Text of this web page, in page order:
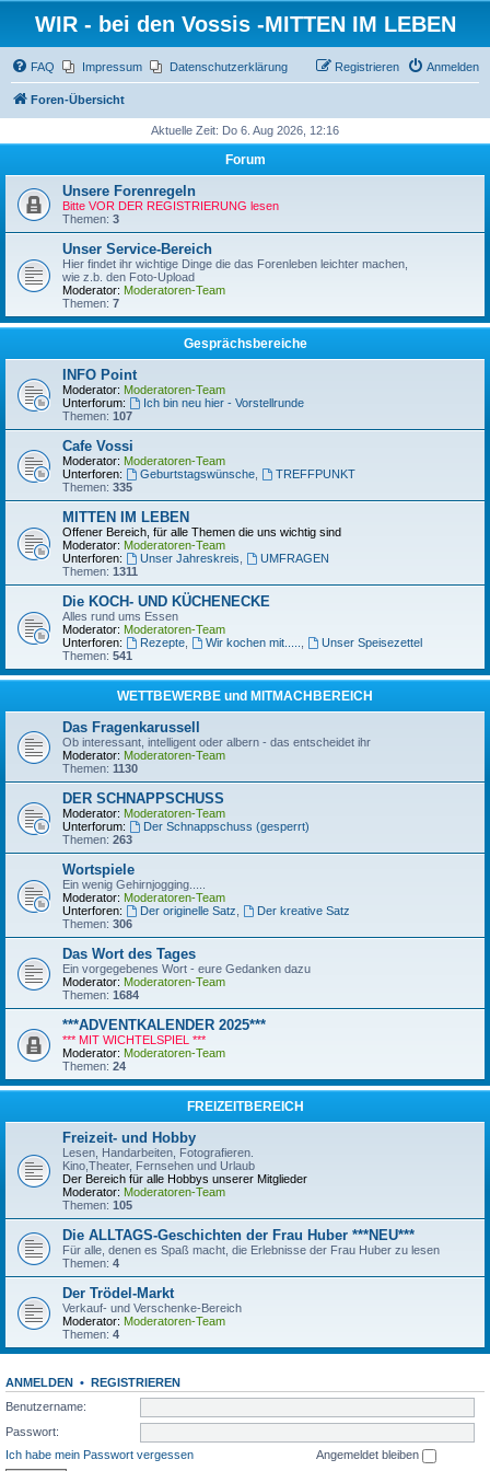
WIR - bei den Vossis -MITTEN IM LEBEN
FAQ Impressum Datenschutzerklärung Anmelden
Registrieren
Foren-Übersicht
Aktuelle Zeit: Do 6. Aug 2026, 12:16
Forum
Unsere Forenregeln
Bitte VOR DER REGISTRIERUNG lesen
Themen: 3
Unser Service-Bereich
Hier findet ihr wichtige Dinge die das Forenleben leichter machen,
wie z.b. den Foto-Upload
Moderator: Moderatoren-Team
Themen: 7
Gesprächsbereiche
INFO Point
Moderator: Moderatoren-Team
Unterforum:
Ich bin neu hier - Vorstellrunde
Themen: 107
Cafe Vossi
Moderator: Moderatoren-Team
Unterforen:
Geburtstagswünsche,
TREFFPUNKT
Themen: 335
MITTEN IM LEBEN
Offener Bereich, für alle Themen die uns wichtig sind
Moderator: Moderatoren-Team
Unterforen:
Unser Jahreskreis
UMFRAGEN
Themen: 1311
Die KOCH- UND KÜCHENECKE
Alles rund ums Essen
Moderator: Moderatoren-Team
Unterforen:
Rezepte, Wir kochen mit.....
Unser Speisezettel
Themen: 541
WETTBEWERBE und MITMACHBEREICH
Das Fragenkarussell
Ob interessant, intelligent oder albern - das entscheidet ihr
Moderator: Moderatoren-Team
Themen: 1130
DER SCHNAPPSCHUSS
Moderator: Moderatoren-Team
Unterforum:
Der Schnappschuss (gesperrt)
Themen: 263
Wortspiele
Ein wenig Gehirnjogging.....
Moderator: Moderatoren-Team
Unterforen:
Der originelle Satz
Der kreative Satz
Themen: 306
Das Wort des Tages
Ein vorgegebenes Wort - eure Gedanken dazu
Moderator: Moderatoren-Team
Themen: 1684
***ADVENTKALENDER 2025***
*** MIT WICHTELSPIEL ***
Moderator: Moderatoren-Team
Themen: 24
FREIZEITBEREICH
Freizeit- und Hobby
Lesen, Handarbeiten, Fotografieren.
Kino,Theater, Fernsehen und Urlaub
Der Bereich für alle Hobbys unserer Mitglieder
Moderator: Moderatoren-Team
Themen: 105
Die ALLTAGS-Geschichten der Frau Huber ***NEU***
Für alle, denen es Spaß macht, die Erlebnisse der Frau Huber zu lesen
Themen: 4
Der Trödel-Markt
Verkauf- und Verschenke-Bereich
Moderator: Moderatoren-Team
Themen: 4
ANMELDEN • REGISTRIEREN
Benutzername:
Passwort:
Ich habe mein Passwort vergessen
Angemeldet bleiben